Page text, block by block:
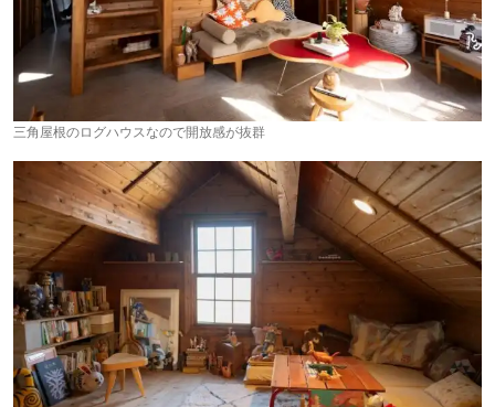
三角屋根のログハウスなので開放感が抜群